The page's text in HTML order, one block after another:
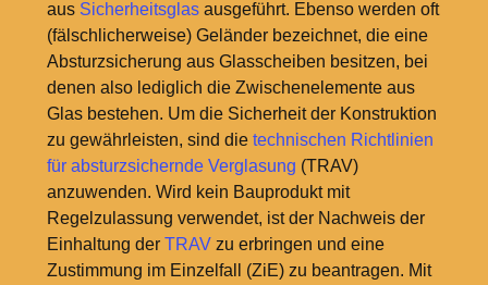
aus Sicherheitsglasausgeführt. Ebenso werden oft
(fälschlicherweise) Geländer bezeichnet, die eine
Absturzsicherung aus Glasscheiben besitzen, bei
denen also lediglich die Zwischenelemente aus
Glas bestehen. Um die Sicherheit der Konstruktion
zu gewährleisten, sind die technischen Richtlinien
für absturzsichernde Verglasung (TRAV)
anzuwenden. Wird kein Bauprodukt mit
Regelzulassung verwendet, ist der Nachweis der
Einhaltung der TRAVzu erbringen und eine
Zustimmung im Einzelfall (ZiE) zu beantragen. Mit